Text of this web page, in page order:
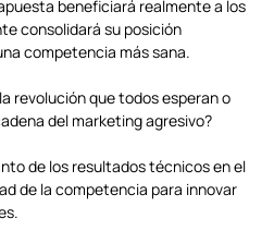
beneficiará realmente a los
consolidará su posición
competencia más sana.
la revolución que todos esperan o
del marketing agresivo?
de los resultados técnicos en el
de la competencia para innovar